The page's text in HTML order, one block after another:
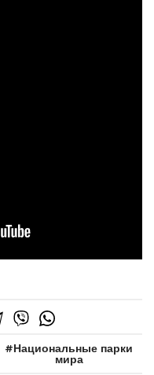
Национальные парки
мира